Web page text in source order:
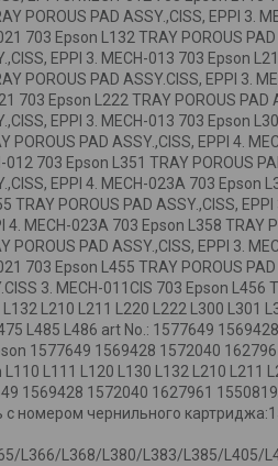
POROUS PAD ASSY.,CISS, EPPI 3.
703 Epson L132 TRAY POROUS PAD
EPPI 3. MECH-013 703 Epson
POROUS PAD ASSY.CISS, EPPI 3.
703 Epson L222 TRAY POROUS PAD
EPPI 3. MECH-013 703 Epson
POROUS PAD ASSY.,CISS, EPPI 4.
703 Epson L351 TRAY POROUS
EPPI 4. MECH-023A 703 Epson
TRAY POROUS PAD ASSY.,CISS,
4. MECH-023A 703 Epson L358 TRAY
PAD ASSY.,CISS, EPPI 3.
703 Epson L455 TRAY POROUS PAD
3. MECH-011CIS 703 Epson L456
L210 L211 L220 L222 L300 L301
L485 L486 art No.: 1577649
1577649 1569428 1572040
L111 L120 L130 L132 L210 L211
1569428 1572040 1627961
с номером чернильного
L366/L368/L380/L383/L385/L405/